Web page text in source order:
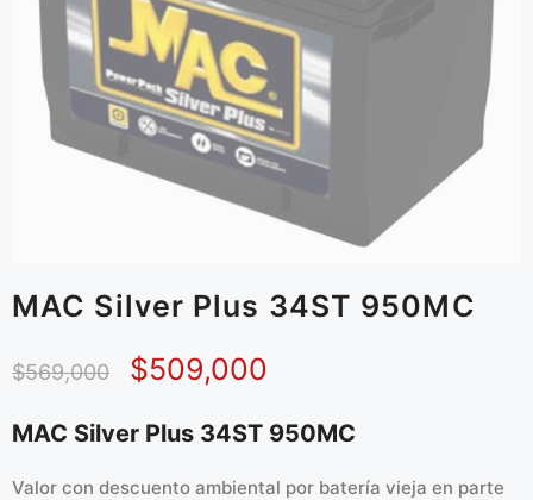
MAC Silver Plus 34ST 950MC
$569,000 $509,000
MAC Silver Plus 34ST 950MC
Valor con descuento ambiental por batería vieja en parte